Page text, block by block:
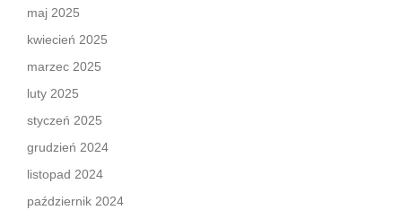
maj 2025
kwiecień 2025
marzec 2025
luty 2025
styczeń 2025
grudzień 2024
listopad 2024
październik 2024